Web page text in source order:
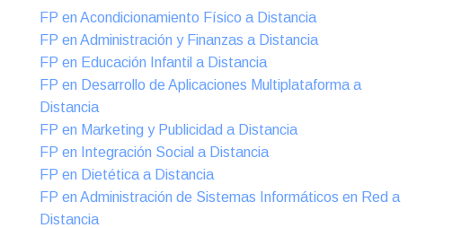
FP en Acondicionamiento Físico a Distancia
FP en Administración y Finanzas a Distancia
FP en Educación Infantil a Distancia
FP en Desarrollo de Aplicaciones Multiplataforma a
Distancia
FP en Marketing y Publicidad a Distancia
FP en Integración Social a Distancia
FP en Dietética a Distancia
FP en Administración de Sistemas Informáticos en Red a
Distancia